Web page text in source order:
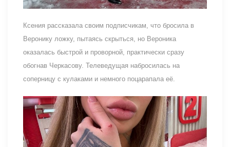
Ксения рассказала своим подписчикам, что бросила в
Веронику ложку, пытаясь скрыться, но Вероника
оказалась быстрой и проворной, практически сразу
обогнав Черкасову. Телеведущая набросилась на
соперницу с кулаками и немного поцарапала её.